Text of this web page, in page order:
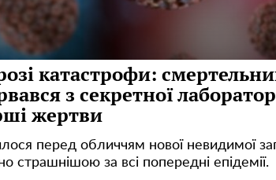
катастрофи:
з секретної
жертви
перед обличчям нової невидимої
страшнішою за всі попередні епідемії.